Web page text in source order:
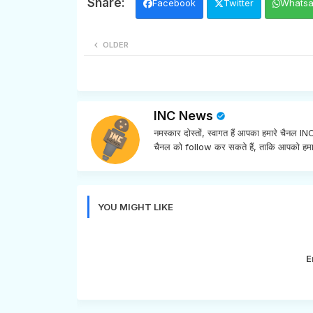
Facebook Twitter
OLDER
INC News
नमस्कार दोस्तों, स्वागत हैं आपका हमारे चैनल
चैनल को follow कर सकते हैं, ताकि आपको
YOU MIGHT LIKE